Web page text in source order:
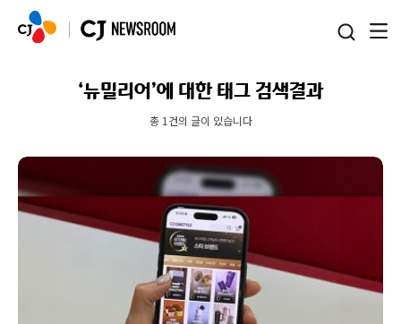
‘뉴밀리어’에 대한 태그 검색결과
총 1건의 글이 있습니다